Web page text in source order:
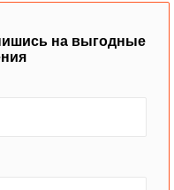
на выгодные